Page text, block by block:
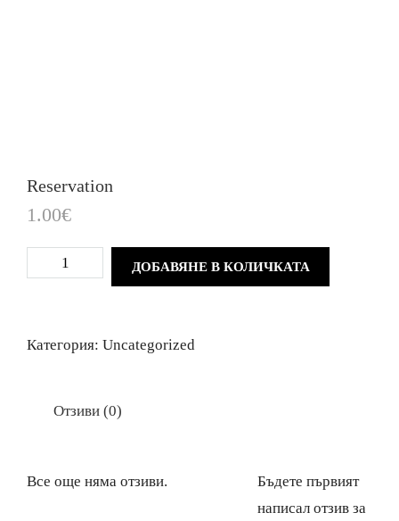
Reservation
1.00€
ДОБАВЯНЕ В КОЛИЧКАТА
Категория: Uncategorized
Отзиви (0)
Все още няма отзиви.
Бъдете първият
написал отзив за